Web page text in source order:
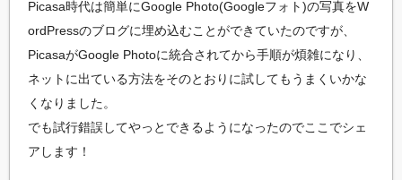
Picasa時代は簡単にGoogle Photo(Googleフォト)の写真をW
ordPressのブログに埋め込むことができていたのですが、
PicasaがGoogle Photoに統合されてから手順が煩雑になり、
ネットに出ている方法をそのとおりに試してもうまくいかな
くなりました。
でも試行錯誤してやっとできるようになったのでここでシェ
アします！